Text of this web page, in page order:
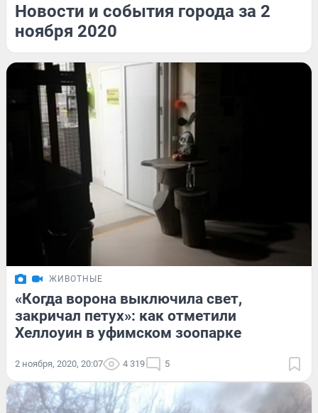
Новости и события города за 2
ноября 2020
ЖИВОТНЫЕ
«Когда ворона выключила свет,
закричал петух»: как отметили
Хеллоуин в уфимском зоопарке
2 ноября, 2020, 20:07 4 319 5